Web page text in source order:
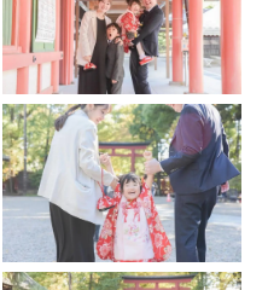
業施設、公園など、撮影許
お客様の方で撮影許可の申
カメラマン分はお客様負担と
撮影場所によってはお受けで